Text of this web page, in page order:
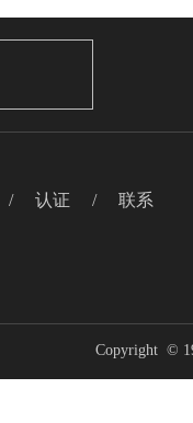
Copyright ©
/ 认证 / 联系